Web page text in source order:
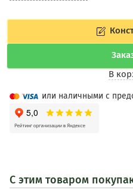
В
или наличными с
С этим товаром